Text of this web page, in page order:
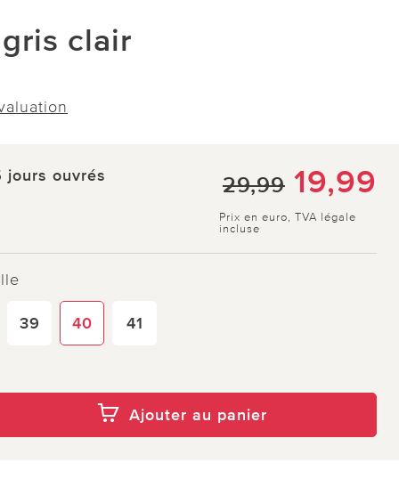
clair
jours ouvrés 29,99 19,99
Prix en euro, TVA légale
incluse
39 40 41
Ajouter au panier